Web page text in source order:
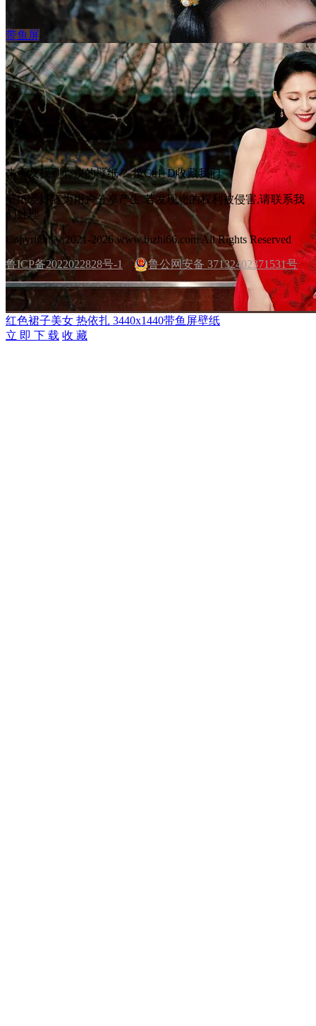
性感白色内衣美女模特宁宁带鱼屏壁纸
立 即 下 载 收 藏
绿色古装美女鞠婧祎3440x1440带鱼屏壁纸
立 即 下 载 收 藏
带鱼屏
红色裙子美女 热依扎 3440x1440带鱼屏壁纸
立 即 下 载 收 藏
来不及找到心仪的壁纸？ 按Ctrl+D收藏我们
壁纸爱好者为用户分享产生,若发现您的权利被侵害,请联系我
们处理
Copyright © 2021-2026 www.bizhi66.com All Rights Reserved
鲁ICP备2022022828号-1 鲁公网安备 37132402371531号